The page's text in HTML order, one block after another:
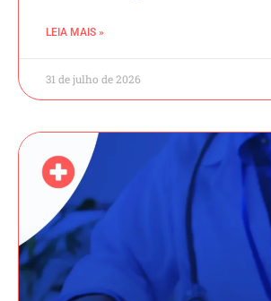
LEIA MAIS »
31 de julho de 2026